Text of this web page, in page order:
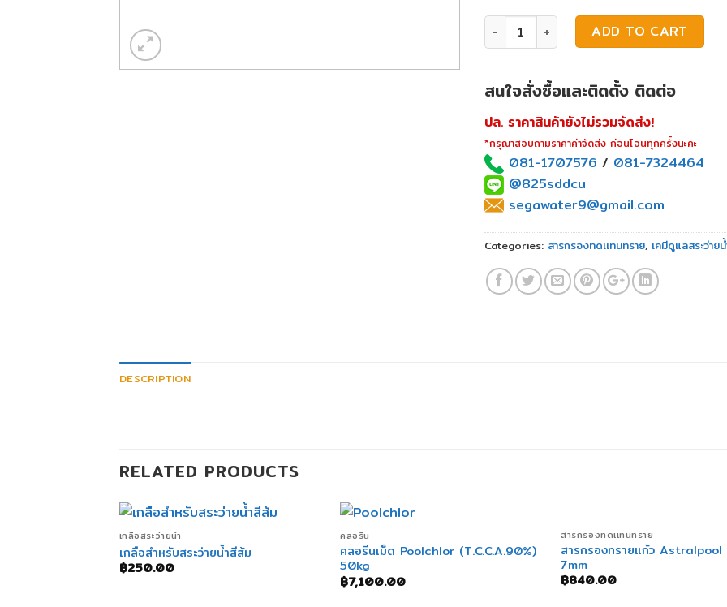
สารกรองสระว่ายน้ำ Ecoclear เเบบละเอียด
ADD TO CART
สนใจสั่งซื้อและติดตั้ง ติดต่อ
ปล. ราคาสินค้ายังไม่รวมจัดส่ง!
*กรุณาสอบถามราคาค่าจัดส่ง ก่อนโอนทุกครั้งนะคะ
081-1707576 / 081-7324464
@825sddcu
segawater9@gmail.com
Categories: สารกรองทดเเทนทราย, เคมีดูแลสระว่าย
DESCRIPTION
RELATED PRODUCTS
เกลือสระว่ายน้ำ
เกลือสำหรับสระว่ายน้ำสีส้ม
฿250.00
+
คลอรีน
คลอรีนเม็ด Poolchlor (T.C.C.A.90%)
50kg
฿7,100.00
สารกรองทดเเทนทราย
สารกรองทรายแก้ว
7mm
฿840.00